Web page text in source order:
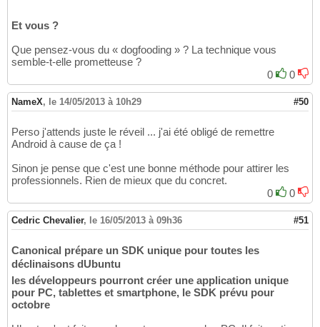
Et vous ?
Que pensez-vous du « dogfooding » ? La technique vous
semble-t-elle prometteuse ?
0
0
NameX, le 14/05/2013 à 10h29 #50
Perso j'attends juste le réveil ... j'ai été obligé de remettre
Android à cause de ça !
Sinon je pense que c'est une bonne méthode pour attirer les
professionnels. Rien de mieux que du concret.
0
0
Cedric Chevalier, le 16/05/2013 à 09h36 #51
Canonical prépare un SDK unique pour toutes les
déclinaisons dUbuntu
les développeurs pourront créer une application unique
pour PC, tablettes et smartphone, le SDK prévu pour
octobre